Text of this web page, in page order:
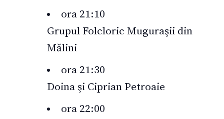
ora 21:10
Grupul Folcloric Muguraşii din
Mălini
ora 21:30
Doina şi Ciprian Petroaie
ora 22:00